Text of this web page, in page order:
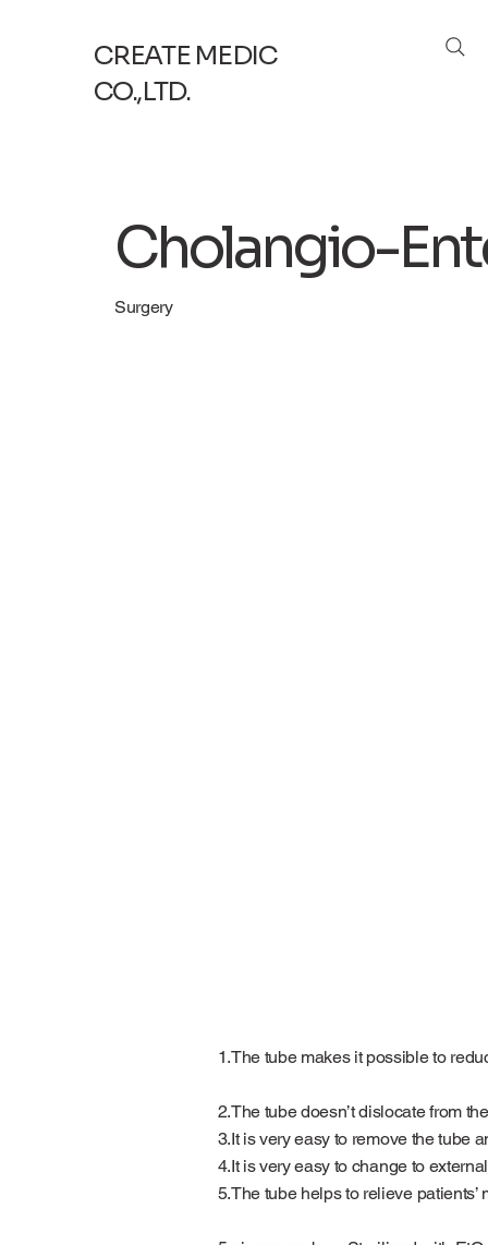
CREATE MEDIC
CO.,LTD.
Cholangio-
Surgery
1.The tube makes it possible to
2.The tube doesn’t dislocate from
3.It is very easy to remove the tube
4.It is very easy to change to
5.The tube helps to relieve